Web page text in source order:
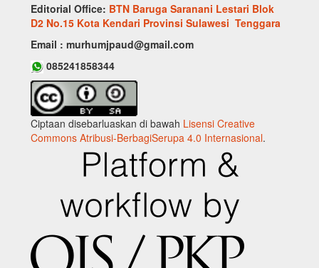
Editorial Office: BTN Baruga Saranani Lestari Blok
D2 No.15 Kota Kendari Provinsi Sulawesi Tenggara
Email : murhumjpaud@gmail.com
085241858344
Ciptaan disebarluaskan di bawah Lisensi Creative
Commons Atribusi-BerbagiSerupa 4.0 Internasional.